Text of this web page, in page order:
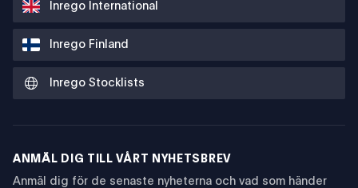
Inrego International
Inrego Finland
Inrego Stocklists
ANMÄL DIG TILL VÅRT NYHETSBREV
Anmäl dig för de senaste nyheterna och vad som händer